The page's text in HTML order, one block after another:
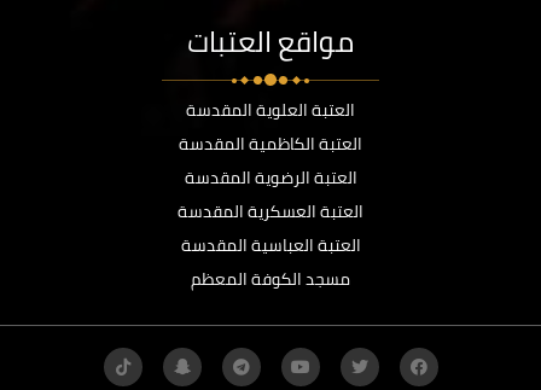
مواقع العتبات
العتبة العلوية المقدسة
العتبة الكاظمية المقدسة
العتبة الرضوية المقدسة
العتبة العسكرية المقدسة
العتبة العباسية المقدسة
مسجد الكوفة المعظم